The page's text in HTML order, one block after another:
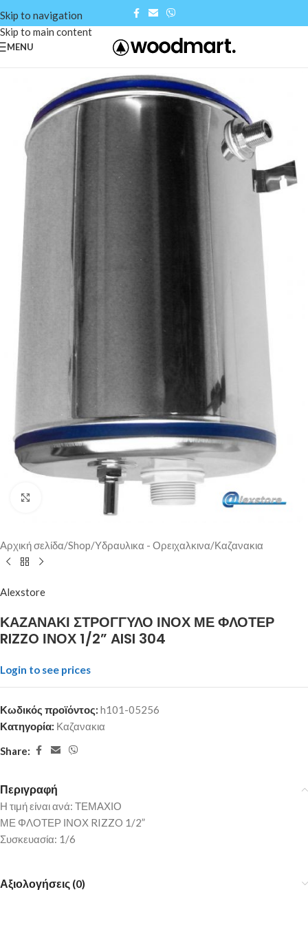
Skip to navigation
Skip to main content
MENU
Click to enlarge
Αρχική σελίδα/Shop/Υδραυλικα - Ορειχαλκινα/Καζανακια
Alexstore
ΚΑΖΑΝΑΚΙ ΣΤΡΟΓΓΥΛΟ ΙΝΟΧ ΜΕ ΦΛΟΤΕΡ
RIZZO ΙΝΟΧ 1/2” AISI 304
Login to see prices
Κωδικός προϊόντος: h101-05256
Κατηγορία: Καζανακια
Share:
Περιγραφή
Η τιμή είναι ανά: ΤΕΜΑΧΙΟ
ΜΕ ΦΛΟΤΕΡ ΙΝΟΧ RIZZO 1/2”
Συσκευασία: 1/6
Αξιολογήσεις (0)